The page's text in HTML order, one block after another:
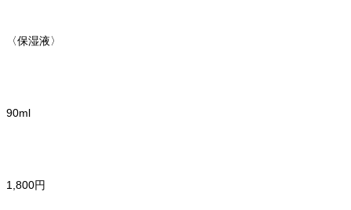
〈保湿液〉
90ml
1,800円